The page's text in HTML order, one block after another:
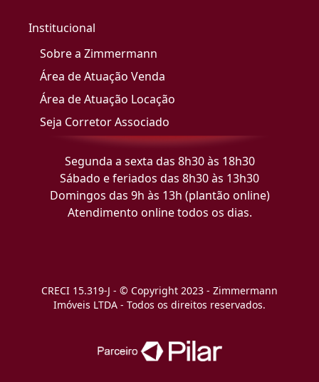
Institucional
Sobre a Zimmermann
Área de Atuação Venda
Área de Atuação Locação
Seja Corretor Associado
Segunda a sexta das 8h30 às 18h30
Sábado e feriados das 8h30 às 13h30
Domingos das 9h às 13h (plantão online)
Atendimento online todos os dias.
CRECI 15.319-J - © Copyright 2023 - Zimmermann
Imóveis LTDA - Todos os direitos reservados.